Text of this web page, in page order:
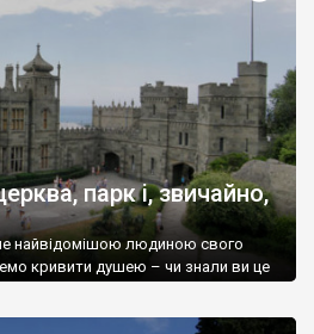
парк і, звичайно,
найвідомішою людиною свого
кривити душею – чи знали ви це